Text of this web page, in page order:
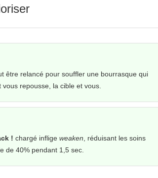
être relancé pour souffler une bourrasque qui
repousse, la cible et vous.
! chargé inflige weaken, réduisant les soins
de 40% pendant 1,5 sec.